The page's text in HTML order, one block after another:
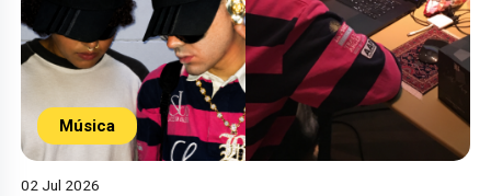
Música
02 Jul 2026